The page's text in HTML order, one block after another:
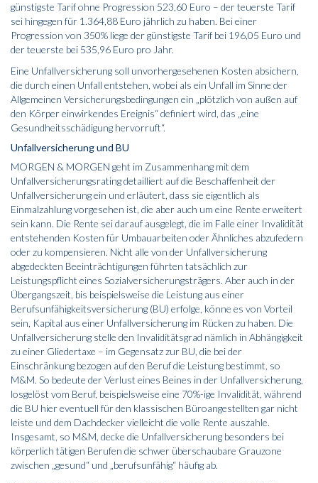
günstigste Tarif ohne Progression 523,60 Euro – der teuerste Tarif
sei hingegen für 1.364,88 Euro jährlich zu haben. Bei einer
Progression von 350% liege der günstigste Tarif bei 196,05 Euro und
der teuerste bei 535,96 Euro pro Jahr.
Eine Unfallversicherung soll unvorhergesehenen Kosten absichern,
die durch einen Unfall entstehen, wobei als ein Unfall im Sinne der
Allgemeinen Versicherungsbedingungen ein „plötzlich von außen auf
den Körper einwirkendes Ereignis“ definiert wird, das „eine
Gesundheitsschädigung hervorruft“.
Unfallversicherung und BU
MORGEN & MORGEN geht im Zusammenhang mit dem
Unfallversicherungsrating detailliert auf die Beschaffenheit der
Unfallversicherung ein und erläutert, dass sie eigentlich als
Einmalzahlung vorgesehen ist, die aber auch um eine Rente erweitert
sein kann. Die Rente sei darauf ausgelegt, die im Falle einer Invalidität
entstehenden Kosten für Umbauarbeiten oder Ähnliches abzufedern
oder zu kompensieren. Nicht alle von der Unfallversicherung
abgedeckten Beeinträchtigungen führten tatsächlich zur
Leistungspflicht eines Sozialversicherungsträgers. Aber auch in der
Übergangszeit, bis beispielsweise die Leistung aus einer
Berufsunfähigkeitsversicherung (BU) erfolge, könne es von Vorteil
sein, Kapital aus einer Unfallversicherung im Rücken zu haben. Die
Unfallversicherung stelle den Invaliditätsgrad nämlich in Abhängigkeit
zu einer Gliedertaxe – im Gegensatz zur BU, die bei der
Einschränkung bezogen auf den Beruf die Leistung bestimmt, so
M&M. So bedeute der Verlust eines Beines in der Unfallversicherung,
losgelöst vom Beruf, beispielsweise eine 70%-ige Invalidität, während
die BU hier eventuell für den klassischen Büroangestellten gar nicht
leiste und dem Dachdecker vielleicht die volle Rente auszahle.
Insgesamt, so M&M, decke die Unfallversicherung besonders bei
körperlich tätigen Berufen die schwer überschaubare Grauzone
zwischen „gesund“ und „berufsunfähig“ häufig ab.